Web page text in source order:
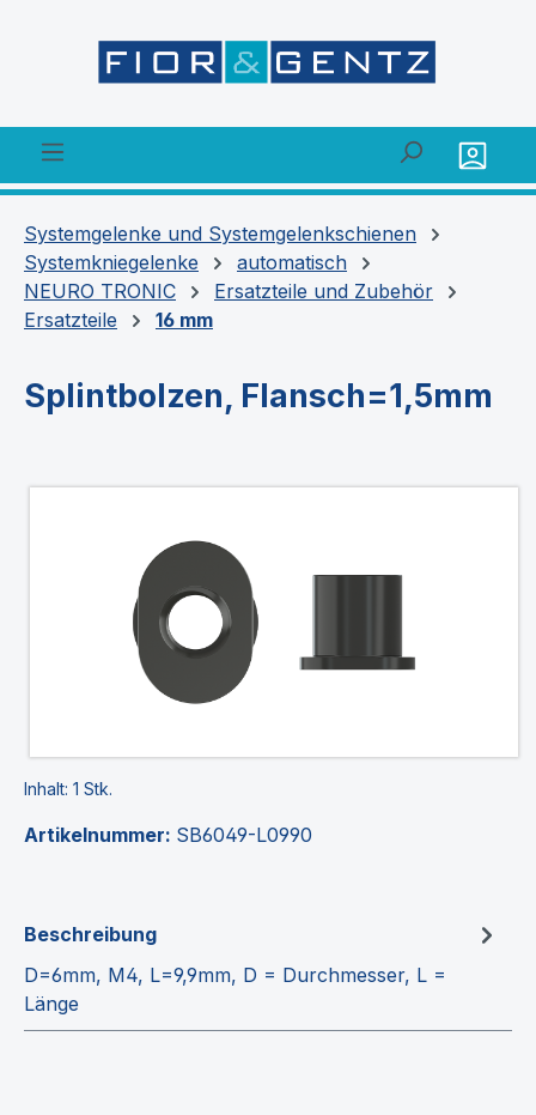
Systemgelenke und Systemgelenkschienen
Systemkniegelenke
automatisch
NEURO TRONIC
Ersatzteile und Zubehör
Ersatzteile
16 mm
Splintbolzen, Flansch=1,5mm
Inhalt: 1 Stk.
Artikelnummer: SB6049-L0990
Beschreibung
D=6mm, M4, L=9,9mm, D = Durchmesser, L =
Länge